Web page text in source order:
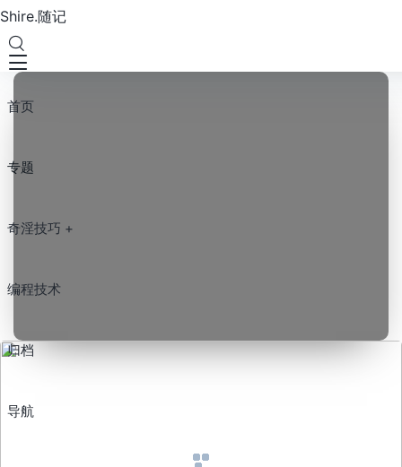
Shire.随记
首页
专题
奇淫技巧 +
编程技术
归档
导航